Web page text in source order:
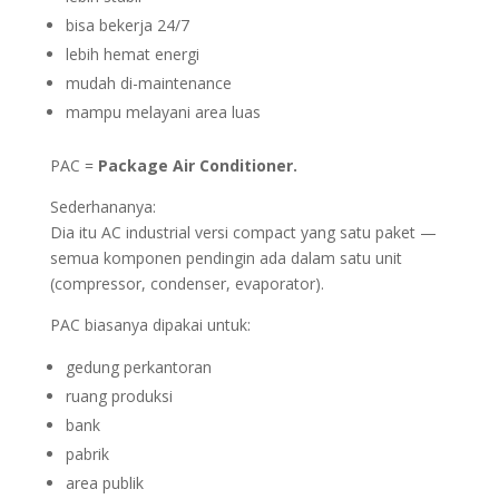
bisa bekerja 24/7
lebih hemat energi
mudah di-maintenance
mampu melayani area luas
PAC = Package Air Conditioner.
Sederhananya:
Dia itu AC industrial versi compact yang satu paket —
semua komponen pendingin ada dalam satu unit
(compressor, condenser, evaporator).
PAC biasanya dipakai untuk:
gedung perkantoran
ruang produksi
bank
pabrik
area publik